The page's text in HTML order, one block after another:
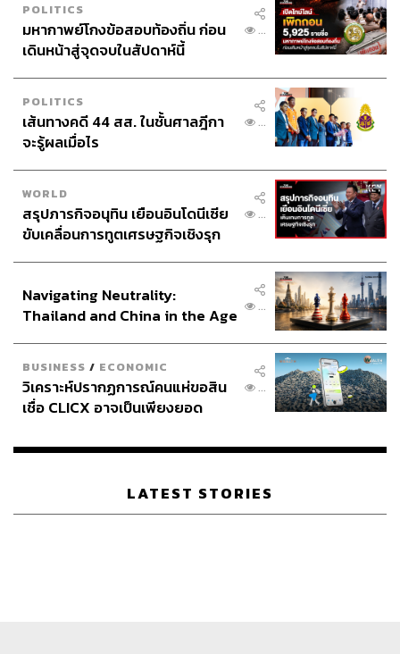
POLITICS
มหากาพย์โกงข้อสอบท้องถิ่น ก่อน
เดินหน้าสู่จุดจบในสัปดาห์นี้
...
POLITICS
เส้นทางคดี 44 สส. ในชั้นศาลฎีกา
จะรู้ผลเมื่อไร
...
WORLD
สรุปภารกิจอนุทิน เยือนอินโดนีเซีย
ขับเคลื่อนการทูตเศรษฐกิจเชิงรุก
...
Navigating Neutrality:
Thailand and China in the Age
...
BUSINESS / ECONOMIC
วิเคราะห์ปรากฏการณ์คนแห่ขอสิน
เชื่อ CLICX อาจเป็นเพียงยอด
เรือนไทยที่ถูกซุกไว้
...
LATEST STORIES